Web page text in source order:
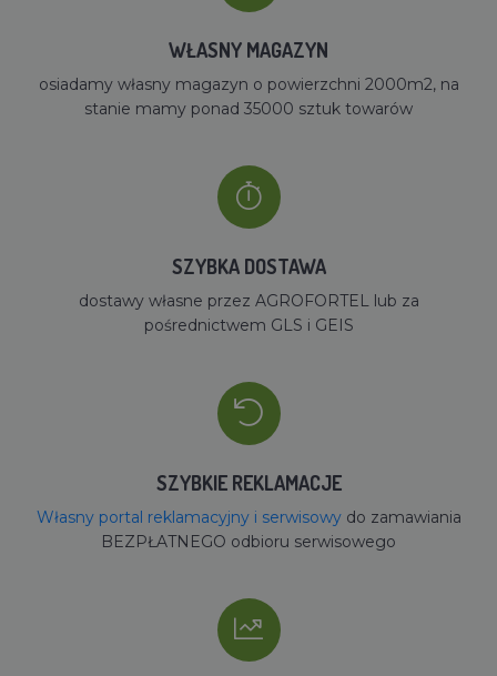
WŁASNY MAGAZYN
osiadamy własny magazyn o powierzchni 2000m2, na
stanie mamy ponad 35000 sztuk towarów
SZYBKA DOSTAWA
dostawy własne przez AGROFORTEL lub za
pośrednictwem GLS i GEIS
SZYBKIE REKLAMACJE
Własny portal reklamacyjny i serwisowydo zamawiania
BEZPŁATNEGO odbioru serwisowego